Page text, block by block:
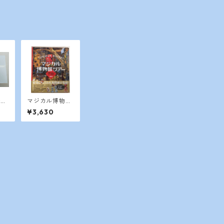
マジカル博物館
ツアー 不思議
で珍しい、世界
の個性派ミュー
¥3,630